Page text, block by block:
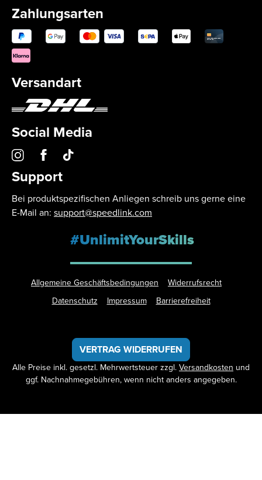
Zahlungsarten
Versandart
Social Media
Support
Bei produktspezifischen Anliegen schreib uns gerne eine
E-Mail an: support@speedlink.com
#UnlimitYourSkills
Allgemeine Geschäftsbedingungen
Widerrufsrecht
Datenschutz
Impressum Barrierefreiheit
VERTRAG WIDERRUFEN
Alle Preise inkl. gesetzl. Mehrwertsteuer zzgl.Versandkosten und
ggf. Nachnahmegebühren, wenn nicht anders angegeben.